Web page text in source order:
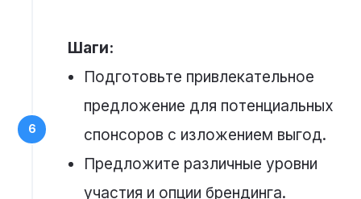
Шаги:
Подготовьте привлекательное
предложение для потенциальных
спонсоров с изложением выгод.
Предложите различные уровни
участия и опции брендинга.